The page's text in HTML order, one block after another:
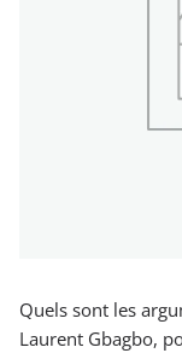
Quels sont les
Laurent Gbagbo,